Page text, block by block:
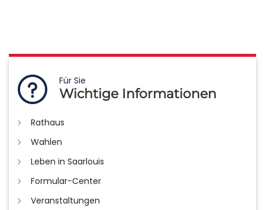
Für Sie
Wichtige Informationen
Rathaus
Wahlen
Leben in Saarlouis
Formular-Center
Veranstaltungen